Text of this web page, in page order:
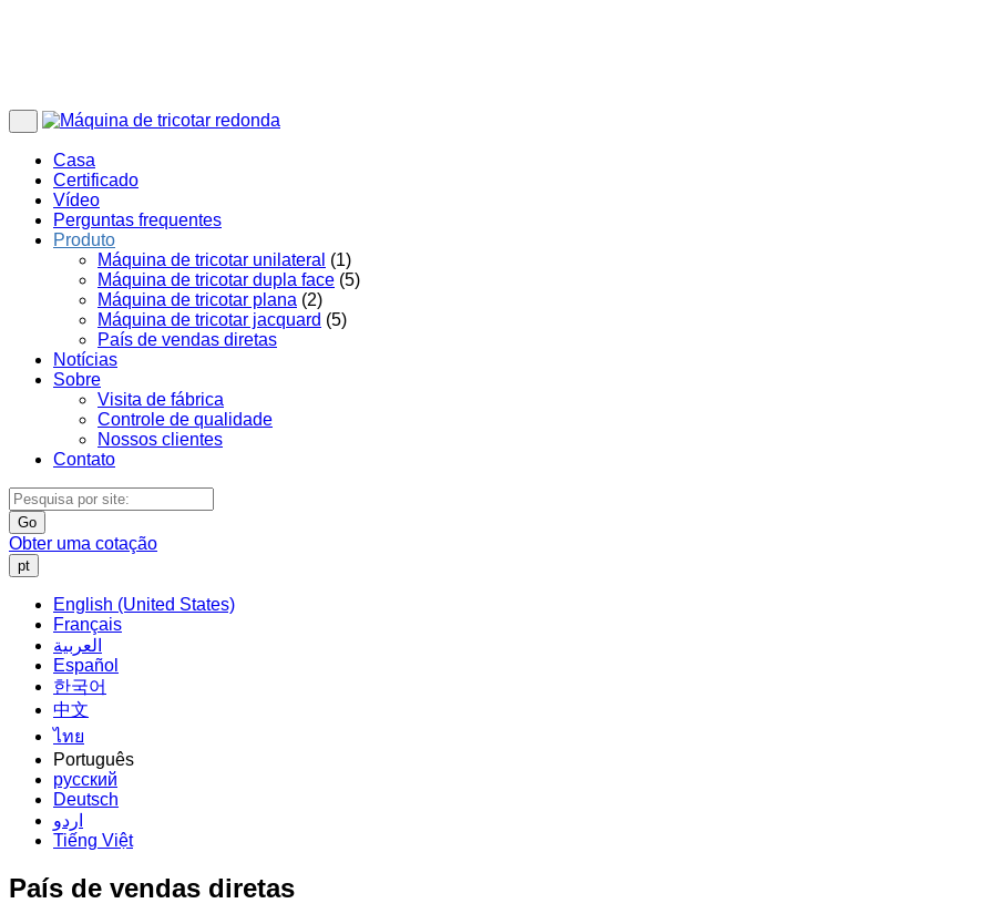
Casa
Certificado
Vídeo
Perguntas frequentes
Produto
Máquina de tricotar unilateral (1)
Máquina de tricotar dupla face (5)
Máquina de tricotar plana (2)
Máquina de tricotar jacquard (5)
País de vendas diretas
Notícias
Sobre
Visita de fábrica
Controle de qualidade
Nossos clientes
Contato
Go
Obter uma cotação
pt
English (United States)
Français
العربية
Español
한국어
中文
ไทย
Português
русский
Deutsch
اردو
Tiếng Việt
País de vendas diretas